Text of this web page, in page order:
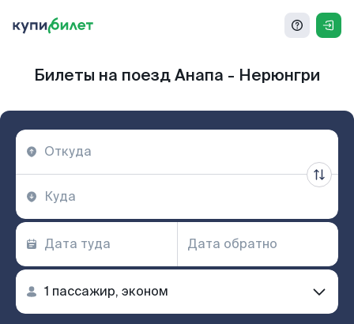
Билеты на поезд Анапа - Нерюнгри